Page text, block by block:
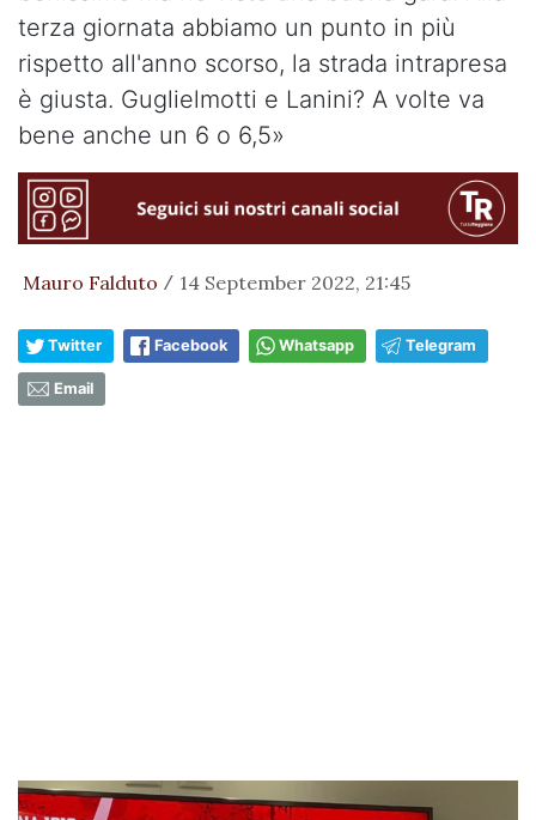
terza giornata abbiamo un punto in più
rispetto all'anno scorso, la strada intrapresa
è giusta. Guglielmotti e Lanini? A volte va
bene anche un 6 o 6,5»
Mauro Falduto / 14 September 2022, 21:45
Twitter Facebook Whatsapp Telegram
Email